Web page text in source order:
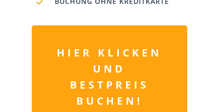
HIER KLICKEN
UND
BESTPREIS
BUCHEN!